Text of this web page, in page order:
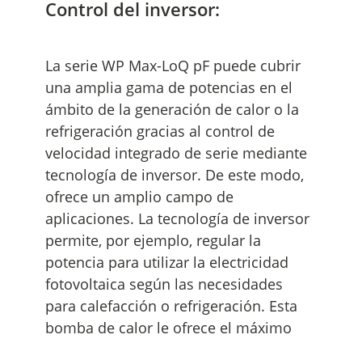
Control del inversor:
La serie WP Max-LoQ pF puede cubrir
una amplia gama de potencias en el
ámbito de la generación de calor o la
refrigeración gracias al control de
velocidad integrado de serie mediante
tecnología de inversor. De este modo,
ofrece un amplio campo de
aplicaciones. La tecnología de inversor
permite, por ejemplo, regular la
potencia para utilizar la electricidad
fotovoltaica según las necesidades
para calefacción o refrigeración. Esta
bomba de calor le ofrece el máximo